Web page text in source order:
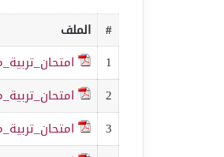
# الملف
1
2
3